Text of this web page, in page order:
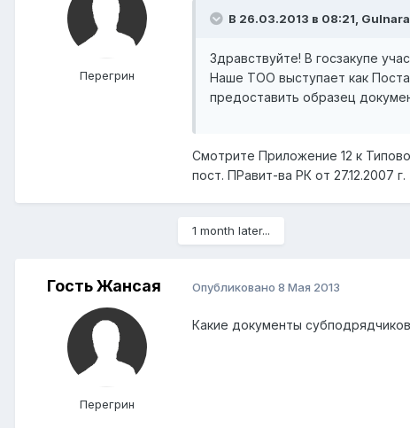
Перегрин
В 26.03.2013 в 08:21,
Здравствуйте! В госзакупе
Наше ТОО выступает как
предоставить образец
Смотрите Приложение 12 к
пост. ПРавит-ва РК от 27.12.2007 г.
1 month later...
Гость Жансая
Перегрин
Опубликовано 8 Мая 2013
Какие документы